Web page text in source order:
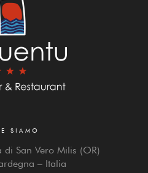
SIAMO
di San Vero Milis (OR)
– Italia